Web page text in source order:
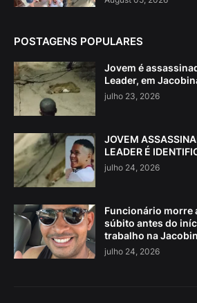
POSTAGENS POPULARES
Jovem é
Leader, em
julho 23, 2026
JOVEM
LEADER É
julho 24, 2026
Funcionário morre
súbito antes do
trabalho na
julho 24, 2026